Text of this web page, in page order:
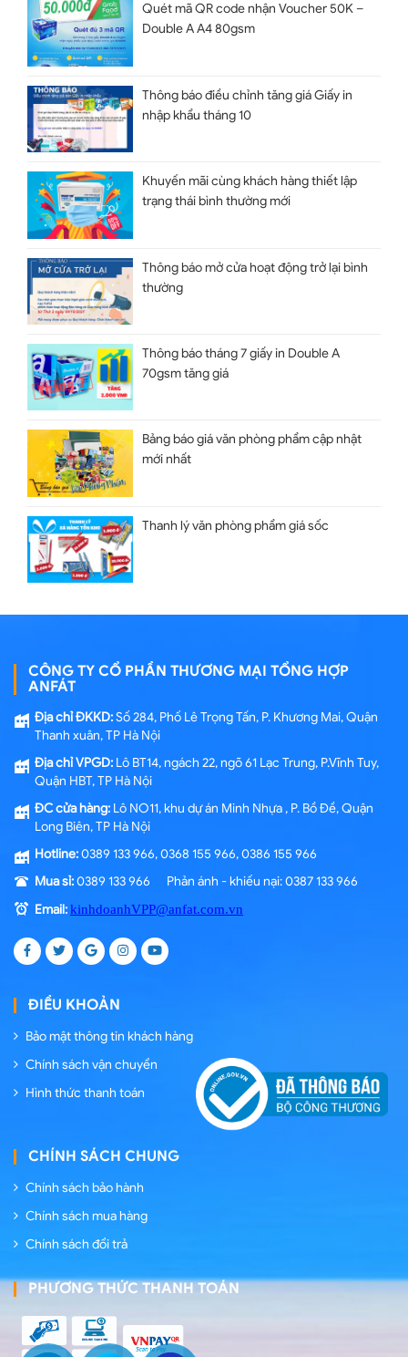
Quét mã QR code nhận Voucher 50K –
Double A A4 80gsm
Thông báo điều chỉnh tăng giá Giấy in
nhập khẩu tháng 10
Khuyến mãi cùng khách hàng thiết lập
trạng thái bình thường mới
Thông báo mở cửa hoạt động trở lại bình
thường
Thông báo tháng 7 giấy in Double A
70gsm tăng giá
Bảng báo giá văn phòng phẩm cập nhật
mới nhất
Thanh lý văn phòng phẩm giá sốc
CÔNG TY CỔ PHẦN THƯƠNG MẠI TỔNG HỢP
ANFÁT
Địa chỉ ĐKKD:Số 284, Phố Lê Trọng Tấn, P. Khương Mai, Quận
Thanh xuân, TP Hà Nội
Địa chỉ VPGD: Lô BT14, ngách 22, ngõ 61 Lạc Trung, P.Vĩnh Tuy,
Quận HBT, TP Hà Nội
ĐC cửa hàng: Lô NO11, khu dự án Minh Nhựa , P. Bồ Đề, Quận
Long Biên, TP Hà Nội
Hotline:0389 133 966, 0368 155 966, 0386 155 966
Mua sỉ:0389 133 966 Phản ánh - khiếu nại: 0387 133 966
Email:kinhdoanhVPP@anfat.com.vn
ĐIỀU KHOẢN
Bảo mật thông tin khách hàng
Chính sách vận chuyển
Hình thức thanh toán
CHÍNH SÁCH CHUNG
Chính sách bảo hành
Chính sách mua hàng
Chính sách đổi trả
PHƯƠNG THỨC THANH TOÁN